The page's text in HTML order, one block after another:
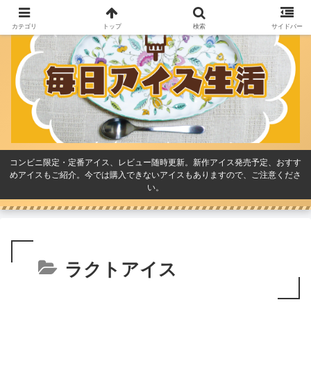
コンビニ限定・定番アイス、レビュー随時更新。新作アイス発売予定、おすす
めアイスもご紹介。今では購入できないアイスもありますので、ご注意くださ
い。
ラクトアイス
カテゴリ トップ 検索 サイドバー